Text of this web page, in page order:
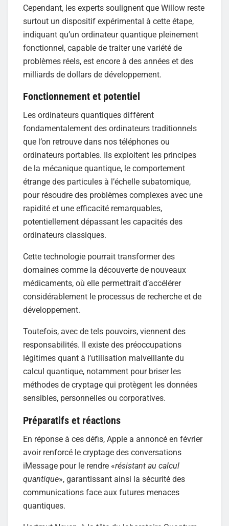
Cependant, les experts soulignent que Willow reste
surtout un dispositif expérimental à cette étape,
indiquant qu’un ordinateur quantique pleinement
fonctionnel, capable de traiter une variété de
problèmes réels, est encore à des années et des
milliards de dollars de développement.
Fonctionnement et potentiel
Les ordinateurs quantiques diffèrent
fondamentalement des ordinateurs traditionnels
que l’on retrouve dans nos téléphones ou
ordinateurs portables. Ils exploitent les principes
de la mécanique quantique, le comportement
étrange des particules à l’échelle subatomique,
pour résoudre des problèmes complexes avec une
rapidité et une efficacité remarquables,
potentiellement dépassant les capacités des
ordinateurs classiques.
Cette technologie pourrait transformer des
domaines comme la découverte de nouveaux
médicaments, où elle permettrait d’accélérer
considérablement le processus de recherche et de
développement.
Toutefois, avec de tels pouvoirs, viennent des
responsabilités. Il existe des préoccupations
légitimes quant à l’utilisation malveillante du
calcul quantique, notamment pour briser les
méthodes de cryptage qui protègent les données
sensibles, personnelles ou corporatives.
Préparatifs et réactions
En réponse à ces défis, Apple a annoncé en février
avoir renforcé le cryptage des conversations
iMessage pour le rendre «résistant au calcul
quantique», garantissant ainsi la sécurité des
communications face aux futures menaces
quantiques.